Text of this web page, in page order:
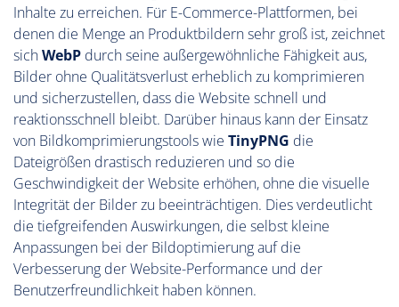
Inhalte zu erreichen. Für E-Commerce-Plattformen, bei
denen die Menge an Produktbildern sehr groß ist, zeichnet
sichWebP durch seine außergewöhnliche Fähigkeit aus,
Bilder ohne Qualitätsverlust erheblich zu komprimieren
und sicherzustellen, dass die Website schnell und
reaktionsschnell bleibt. Darüber hinaus kann der Einsatz
von Bildkomprimierungstools wie TinyPNG die
Dateigrößen drastisch reduzieren und so die
Geschwindigkeit der Website erhöhen, ohne die visuelle
Integrität der Bilder zu beeinträchtigen. Dies verdeutlicht
die tiefgreifenden Auswirkungen, die selbst kleine
Anpassungen bei der Bildoptimierung auf die
Verbesserung der Website-Performance und der
Benutzerfreundlichkeit haben können.